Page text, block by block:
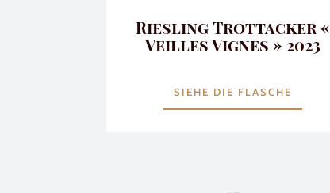
Riesling Trottacker «
Veilles Vignes » 2023
SIEHE DIE FLASCHE